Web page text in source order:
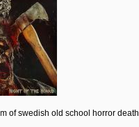
of swedish old school horror